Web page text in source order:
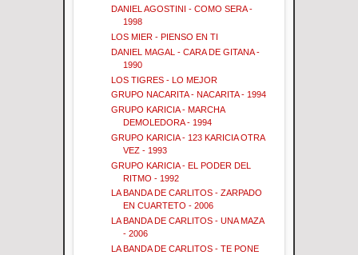
DANIEL AGOSTINI - COMO SERA -
1998
LOS MIER - PIENSO EN TI
DANIEL MAGAL - CARA DE GITANA -
1990
LOS TIGRES - LO MEJOR
GRUPO NACARITA - NACARITA - 1994
GRUPO KARICIA - MARCHA
DEMOLEDORA - 1994
GRUPO KARICIA - 123 KARICIA OTRA
VEZ - 1993
GRUPO KARICIA - EL PODER DEL
RITMO - 1992
LA BANDA DE CARLITOS - ZARPADO
EN CUARTETO - 2006
LA BANDA DE CARLITOS - UNA MAZA
- 2006
LA BANDA DE CARLITOS - TE PONE